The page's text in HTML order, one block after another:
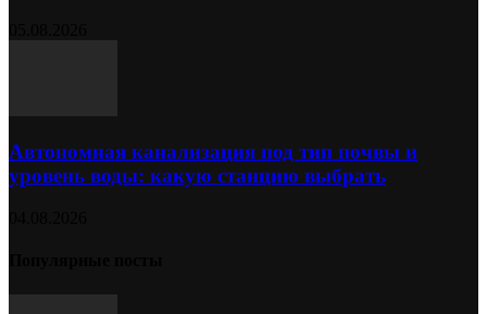
Автономная канализация под тип почвы и
уровень воды: какую станцию выбрать